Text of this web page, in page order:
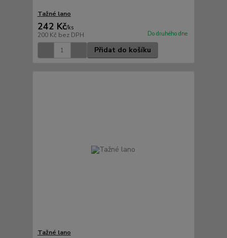
Tažné lano
242 Kč/ks
200 Kč bez DPH Do druhého dne
Přidat do košíku
Tažné lano